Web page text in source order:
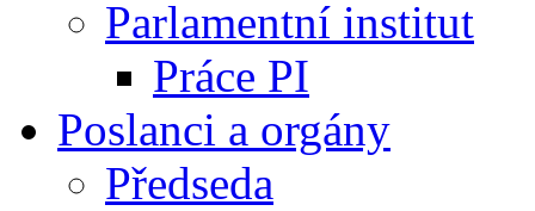
Parlamentní institut
Práce PI
Poslanci a orgány
Předseda